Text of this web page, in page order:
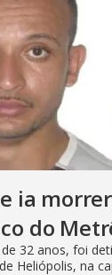
ia
do
32 anos, foi
Heliópolis, na